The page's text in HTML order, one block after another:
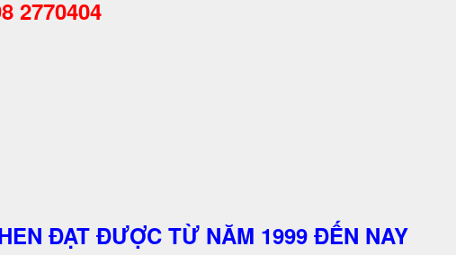
2770404
ĐẠT ĐƯỢC TỪ NĂM 1999 ĐẾN NAY